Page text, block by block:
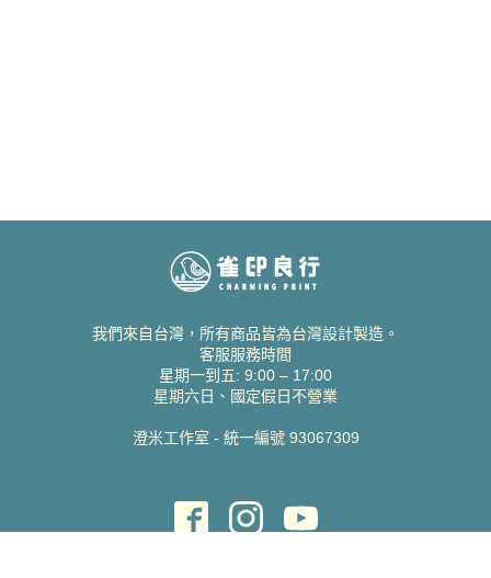
我們來自台灣，所有商品皆為台灣設計製造。
客服服務時間
星期一到五: 9:00 – 17:00
星期六日、國定假日不營業
澄米工作室 - 統一編號 93067309